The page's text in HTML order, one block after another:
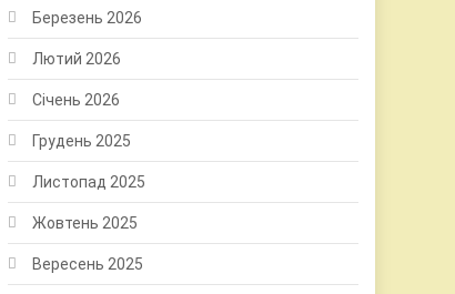
Березень 2026
Лютий 2026
Січень 2026
Грудень 2025
Листопад 2025
Жовтень 2025
Вересень 2025